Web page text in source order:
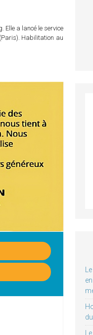
Elle a lancé le service
Habilitation au